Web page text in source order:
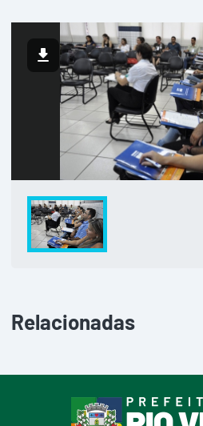
Relacionadas